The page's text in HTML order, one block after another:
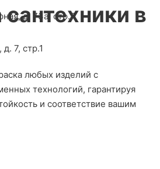
д. 73а, стр.7
7, стр.1
в
любых изделий с
технологий, гарантируя
и соответствие вашим